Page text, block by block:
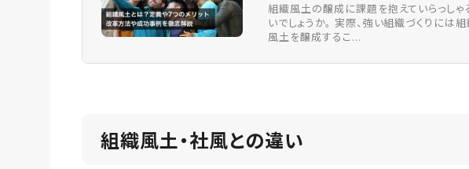
組織風土の醸成に課題を抱えていらっし
いでしょうか。 実際、強い組織づくりに
風土を醸成するこ...
組織風土・社風との違い